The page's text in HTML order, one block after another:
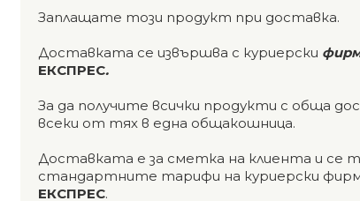
Заплащате този продукт при доставка.
Доставката се извършва с куриерски
ЕКСПРЕС.
За да получите всички продукти с обща
всеки от тях в една общакошница.
Доставката е за сметка на клиента и се
стандартните тарифи на куриерски
ЕКСПРЕС.